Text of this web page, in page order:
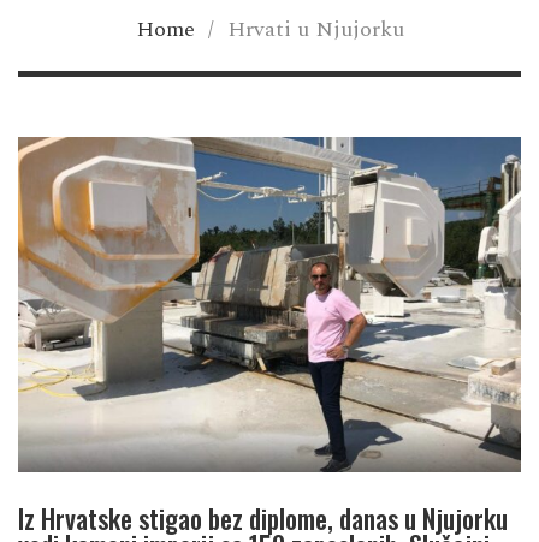
Home / Hrvati u Njujorku
Iz Hrvatske stigao bez diplome, danas u Njujorku